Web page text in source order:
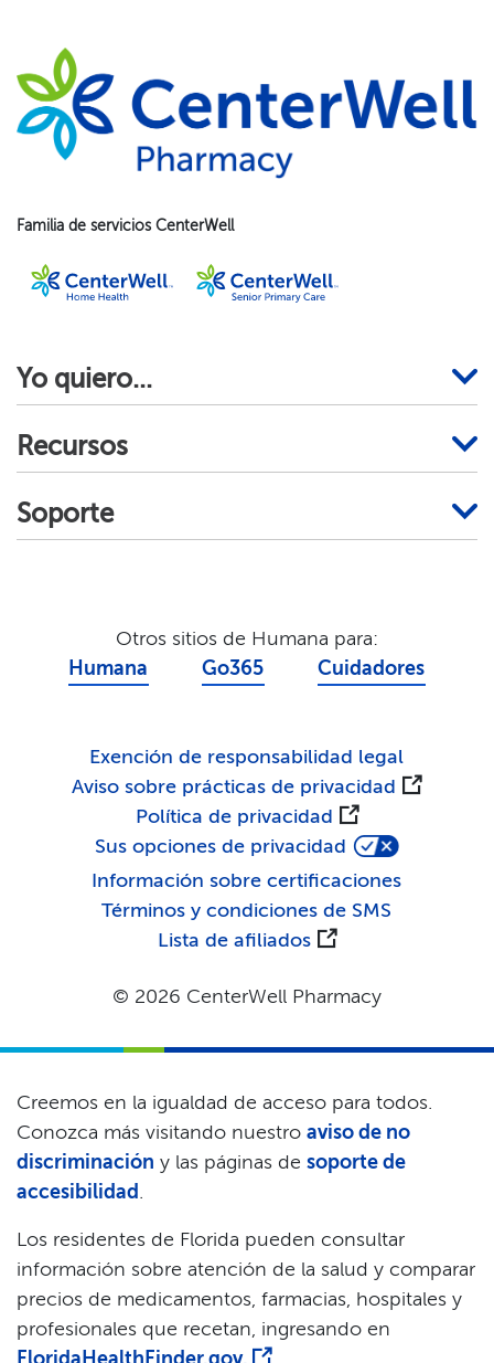
Familia de servicios CenterWell​​
Yo quiero...​​
Recursos​​
Soporte​​
Otros sitios de Humana para:​​
Humana​​
Go365​​ Cuidadores​​
Exención de responsabilidad legal​​
Aviso sobre prácticas de privacidad​​
Política de privacidad​​
Sus opciones de privacidad​​
Información sobre certificaciones​​
Términos y condiciones de SMS​​
Lista de afiliados​​
© 2026 CenterWell Pharmacy​​
Creemos en la igualdad de acceso para todos.
Conozca más visitando nuestro aviso de no
discriminación y las páginas de soporte de
accesibilidad
Los residentes de Florida pueden consultar
información sobre atención de la salud y comparar
precios de medicamentos, farmacias, hospitales y
profesionales que recetan, ingresando en
FloridaHealthFinder.gov.